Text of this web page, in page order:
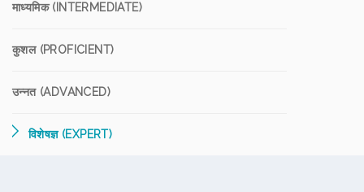
माध्यमिक (INTERMEDIATE)
कुशल (PROFICIENT)
उन्नत (ADVANCED)
विशेषज्ञ (EXPERT)